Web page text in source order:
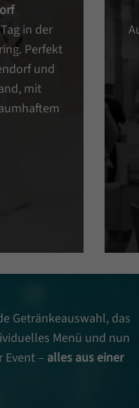
in der
Perfekt
und
mit
Getränkeauswahl, das
Menü und nun
– alles aus einer